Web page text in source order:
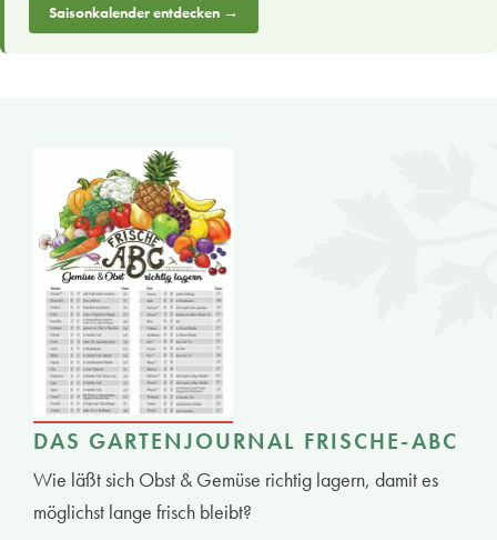
Saisonkalender entdecken →
DAS GARTENJOURNAL FRISCHE-ABC
Wie läßt sich Obst & Gemüse richtig lagern, damit es
möglichst lange frisch bleibt?